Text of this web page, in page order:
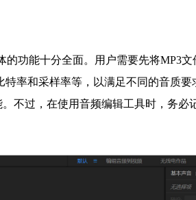
功能十分全面。用户需要先将MP3
率和采样率等，以满足不同的音质
不过，在使用音频编辑工具时，务必